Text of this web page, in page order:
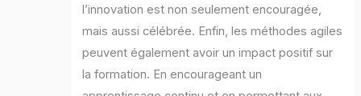
l’innovation est non seulement encouragée,
mais aussi célébrée. Enfin, les méthodes agiles
peuvent également avoir un impact positif sur
la formation. En encourageant un